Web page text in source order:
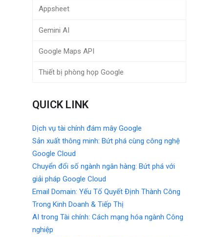
Appsheet
Gemini AI
Google Maps API
Thiết bị phòng họp Google
QUICK LINK
Dịch vụ tài chính đám mây Google
Sản xuất thông minh: Bứt phá cùng công nghệ
Google Cloud
Chuyển đổi số ngành ngân hàng: Bứt phá với
giải pháp Google Cloud
Email Domain: Yếu Tố Quyết Định Thành Công
Trong Kinh Doanh & Tiếp Thị
AI trong Tài chính: Cách mạng hóa ngành Công
nghiệp